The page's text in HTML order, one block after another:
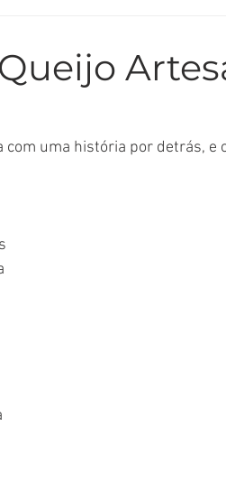
uma história por detrás, e